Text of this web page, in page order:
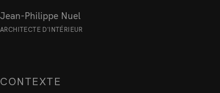
Jean-Philippe Nuel
ARCHITECTE D'INTÉRIEUR
CONTEXTE